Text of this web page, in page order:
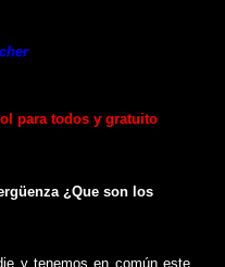
para todos y gratuito
¿Que son los
en común este